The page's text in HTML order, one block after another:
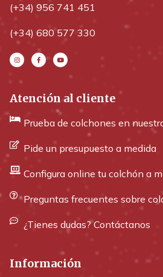
(+34) 956 741 451
(+34) 680 577 330
Atención al cliente
Prueba de colchones en
Pide un presupuesto a medida
Configura online tu colchón a
Preguntas frecuentes sobre
¿Tienes dudas? Contáctanos
Información